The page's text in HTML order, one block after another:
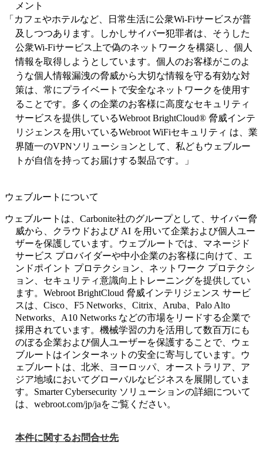
メント
「カフェやホテルなど、日常生活に公衆Wi-Fiサービスが普
及しつつあります。しかしサイバー犯罪者は、そうした
公衆Wi-Fiサービス上で偽のネットワークを構築し、個人
情報を取得しようとしています。個人のお客様がこのよ
うな個人情報漏洩の脅威から大切な情報を守る有効な対
策は、常にプライベートで安全なネットワークを使用す
ることです。多くの企業のお客様に高度なセキュリティ
サービスを提供しているWebrootBrightCloud® 脅威インテ
リジェンスを用いているWebrootWiFiセキュリティ は、業
界随一のVPNソリューションとして、私どもウェブルー
トが自信を持ってお届けする製品です。」
ウェブルートについて
ウェブルートは、Carbonite社のグループとして、サイバー脅
威から、クラウドおよび AI を用いて企業および個人ユー
ザーを保護しています。ウェブルートでは、マネージド
サービス プロバイダーや中小企業のお客様に向けて、エ
ンドポイント プロテクション、ネットワーク プロテクシ
ョン、セキュリティ意識向上トレーニングを提供してい
ます。Webroot BrightCloud 脅威インテリジェンス サービ
スは、Cisco、F5 Networks、Citrix、Aruba、Palo Alto
Networks、A10 Networks などの市場をリードする企業で
採用されています。機械学習の力を活用して数百万にも
のぼる企業および個人ユーザーを保護することで、ウェ
ブルートはインターネットの安全に寄与しています。ウ
ェブルートは、北米、ヨーロッパ、オーストラリア、ア
ジア地域においてグローバルなビジネスを展開していま
す。Smarter Cybersecurity ソリューションの詳細について
は、webroot.com/jp/jaをご覧ください。
本件に関するお問合せ先